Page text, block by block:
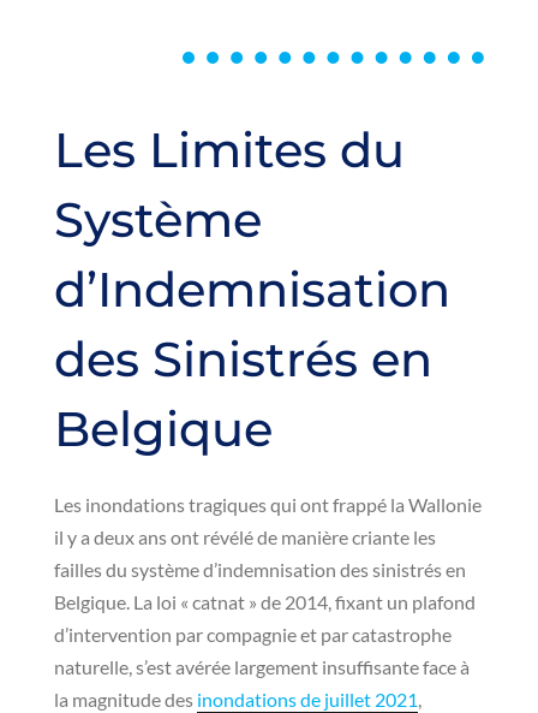
Les Limites du
Système
d’Indemnisation
des Sinistrés en
Belgique
Les inondations tragiques qui ont frappé la Wallonie
il y a deux ans ont révélé de manière criante les
failles du système d’indemnisation des sinistrés en
Belgique. La loi « catnat » de 2014, fixant un plafond
d’intervention par compagnie et par catastrophe
naturelle, s’est avérée largement insuffisante face à
la magnitude des inondations de juillet 2021,